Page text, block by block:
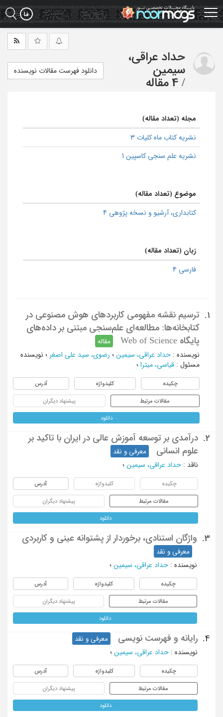
Skip
to
main
حداد عراقی،
سیمین
/ 4 مقاله
دانلود فهرست مقالات نویسنده
مجله (تعداد مقاله)
نشریه کتاب ماه کلیات 3
نشریه علم سنجی کاسپین 1
موضوع (تعداد مقاله)
كتابداری، آرشیو و نسخه پژوهی 4
زبان (تعداد مقاله)
فارسی 4
1.
ترسیم نقشه مفهومی کاربردهای هوش مصنوعی در
کتابخانه‌ها: مطالعه‌ای علم‌سنجی مبتنی بر داده‌های
پایگاه Web of Science
مقاله
نویسنده : حداد عراقی، سیمین ؛ رضوی، سید علی اصغر ؛ نویسنده
مسئول : قیاسی، میترا ؛
چکیده کلیدواژه آدرس
مقالات مرتبط پیشنهاد دیگران
دانلود
2.
درآمدی بر توسعه آموزش عالی در ایران با تاکید بر
علوم انسانی
معرفی و نقد
ناقد : حداد عراقی، سیمین ؛
چکیده کلیدواژه آدرس
مقالات مرتبط پیشنهاد دیگران
دانلود
3. واژگان استنادی، برخوردار از پشتوانه عینی و کاربردی
معرفی و نقد
نویسنده : حداد عراقی، سیمین ؛
چکیده کلیدواژه آدرس
مقالات مرتبط پیشنهاد دیگران
دانلود
4. رایانه و فهرست نویسی
معرفی و نقد
نویسنده : حداد عراقی، سیمین ؛
چکیده کلیدواژه آدرس
مقالات مرتبط پیشنهاد دیگران
دانلود